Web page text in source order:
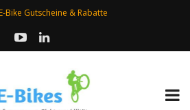
Bike Gutscheine & Rabatte